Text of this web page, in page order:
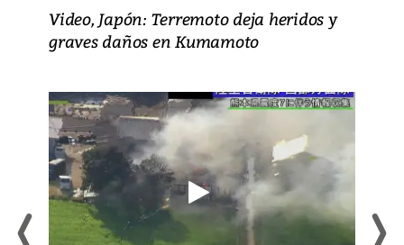
Video, Japón: Terremoto deja heridos y
graves daños en Kumamoto